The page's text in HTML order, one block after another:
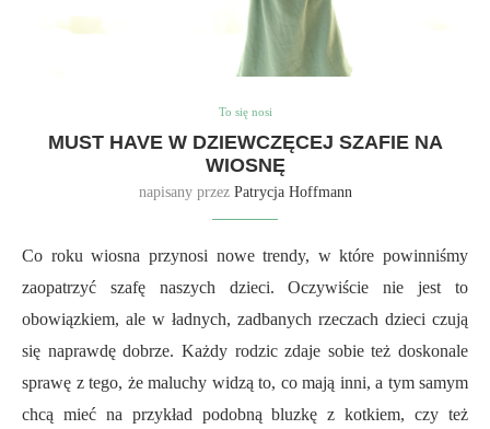
To się nosi
MUST HAVE W DZIEWCZĘCEJ SZAFIE NA
WIOSNĘ
napisany przez Patrycja Hoffmann
Co roku wiosna przynosi nowe trendy, w które powinniśmy
zaopatrzyć szafę naszych dzieci. Oczywiście nie jest to
obowiązkiem, ale w ładnych, zadbanych rzeczach dzieci czują
się naprawdę dobrze. Każdy rodzic zdaje sobie też doskonale
sprawę z tego, że maluchy widzą to, co mają inni, a tym samym
chcą mieć na przykład podobną bluzkę z kotkiem, czy też